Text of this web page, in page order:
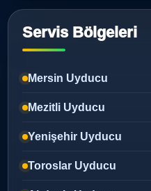
Servis Bölgeleri
Mersin Uyducu
Mezitli Uyducu
Yenişehir Uyducu
Toroslar Uyducu